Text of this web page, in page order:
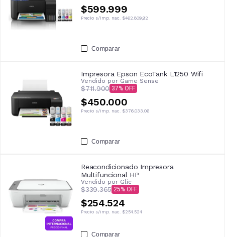
$599.999
Precio s/imp. nac. $462.809,92
Comparar
Impresora Epson EcoTank L1250 Wifi
Vendido por Game Sense
$711.900 37
$450.000
Precio s/imp. nac. $376.033,06
Comparar
Reacondicionado Impresora
Multifuncional HP
Vendido por Glic
$339.365 25
$254.524
Precio s/imp. nac. $254.524
Comparar